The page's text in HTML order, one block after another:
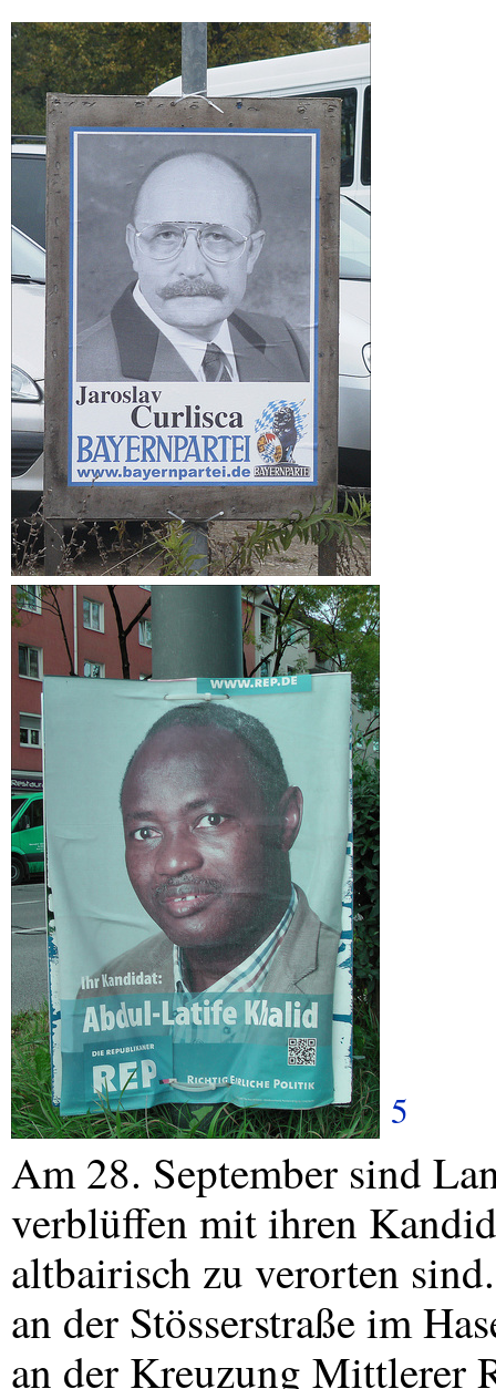
5
Am 28. September sind
verblüffen mit ihren
altbairisch zu verorten
an der Stösserstraße im
an der Kreuzung Mittlerer